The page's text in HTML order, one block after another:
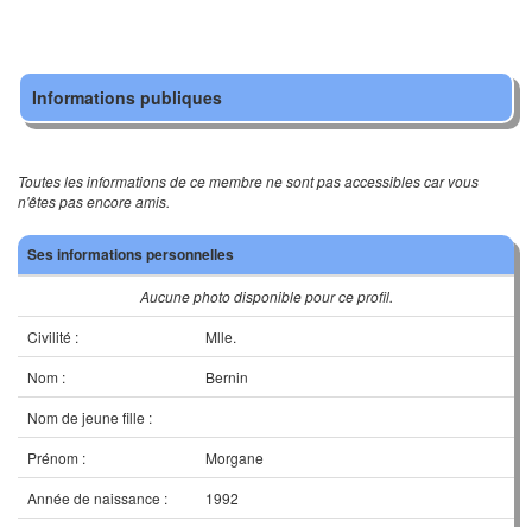
Informations publiques
Toutes les informations de ce membre ne sont pas accessibles car vous
n'êtes pas encore amis.
Ses informations personnelles
Aucune photo disponible pour ce profil.
Civilité :
Mlle.
Nom :
Bernin
Nom de jeune fille :
Prénom :
Morgane
Année de naissance :
1992